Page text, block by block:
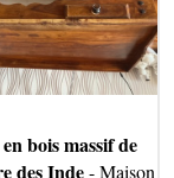
bois massif de
des Inde- Maison